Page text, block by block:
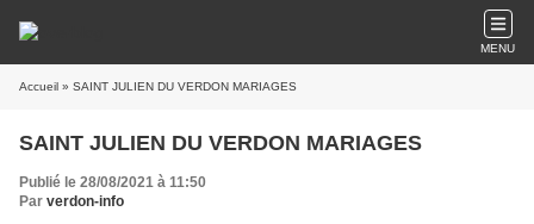
MENU
Accueil » SAINT JULIEN DU VERDON MARIAGES
SAINT JULIEN DU VERDON MARIAGES
Publié le 28/08/2021 à 11:50
Par verdon-info